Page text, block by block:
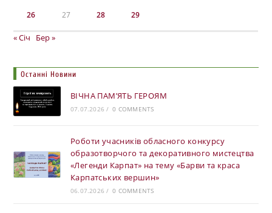
26 27 28 29
« Січ Бер »
Останні Новини
ВІЧНА ПАМ’ЯТЬ ГЕРОЯМ
07.07.2026 / 0 COMMENTS
Роботи учасників обласного конкурсу
образотворчого та декоративного мистецтва
«Легенди Карпат» на тему «Барви та краса
Карпатських вершин»
06.07.2026 / 0 COMMENTS